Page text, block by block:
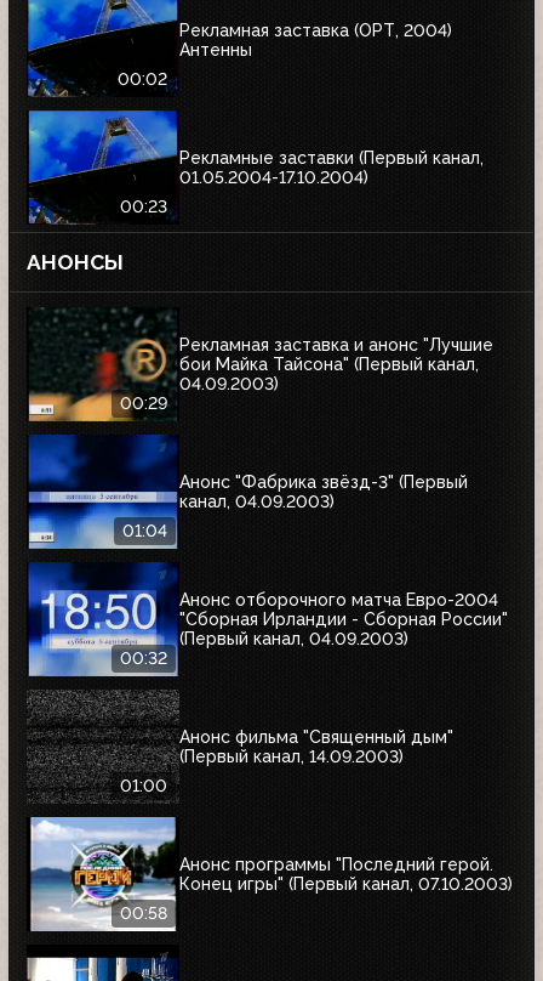
00:02
Рекламная заставка (ОРТ, 2004)
Антенны
00:23
Рекламные заставки (Первый канал,
01.05.2004-17.10.2004)
АНОНСЫ
00:29
Рекламная заставка и анонс "Лучшие
бои Майка Тайсона" (Первый канал,
04.09.2003)
01:04
Анонс "Фабрика звёзд-3" (Первый
канал, 04.09.2003)
00:32
Анонс отборочного матча Евро-2004
"Сборная Ирландии - Сборная России"
(Первый канал, 04.09.2003)
01:00
Анонс фильма "Священный дым"
(Первый канал, 14.09.2003)
00:58
Анонс программы "Последний герой.
Конец игры" (Первый канал, 07.10.2003)